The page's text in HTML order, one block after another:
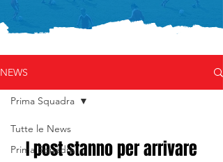
NEWS
Tutte le News
Prima Squadra
Prima Squadra
I post stanno per arrivare